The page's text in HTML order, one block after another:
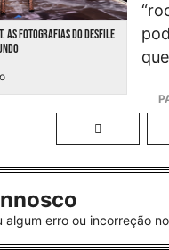
AS FOTOGRAFIAS DO DESFILE
algum erro ou incorreção